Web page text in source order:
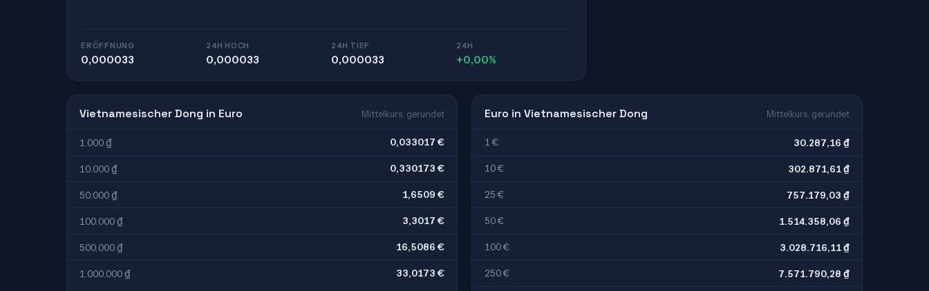
ERÖFFNUNG
0,000033
24H HOCH
0,000033
24H TIEF
0,000033
24H
+0,00%
Vietnamesischer Dong in Euro Mittelkurs, gerundet
1.000 ₫ 0,033017 €
10.000 ₫ 0,330173 €
50.000 ₫ 1,6509 €
100.000 ₫ 3,3017 €
500.000 ₫ 16,5086 €
1.000.000 ₫ 33,0173 €
Euro in Vietnamesischer Dong Mittelkurs, gerundet
1 € 30.287,16 ₫
10 € 302.871,61 ₫
25 € 757.179,03 ₫
50 € 1.514.358,06 ₫
100 € 3.028.716,11 ₫
250 € 7.571.790,28 ₫